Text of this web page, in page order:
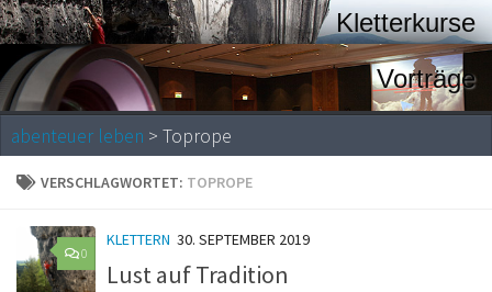
Kletterkurse
Vorträge
abenteuer leben > Toprope
VERSCHLAGWORTET: TOPROPE
0
KLETTERN 30. SEPTEMBER 2019
Lust auf Tradition